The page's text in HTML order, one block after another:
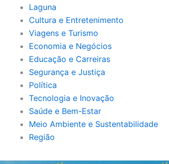
Laguna
Cultura e Entretenimento
Viagens e Turismo
Economia e Negócios
Educação e Carreiras
Segurança e Justiça
Política
Tecnologia e Inovação
Saúde e Bem-Estar
Meio Ambiente e Sustentabilidade
Região